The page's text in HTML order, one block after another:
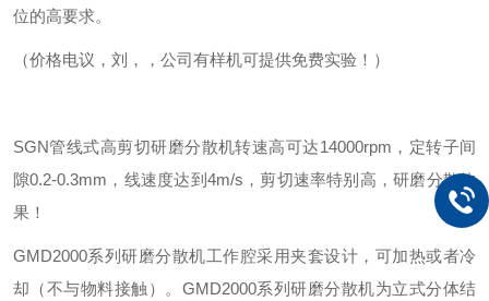
位的高要求。
（价格电议，刘，，公司有样机可提供免费实验！）
SGN管线式高剪切研磨分散机转速高可达14000rpm，定转子间
隙0.2-0.3mm，线速度达到4m/s，剪切速率特别高，研磨分散效
果！
GMD2000系列研磨分散机工作腔采用夹套设计，可加热或者冷
却（不与物料接触）。GMD2000系列研磨分散机为立式分体结